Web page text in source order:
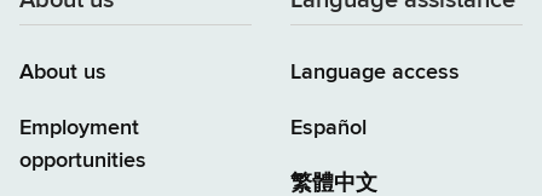
About us
Employment
opportunities
Language access
Español
繁體中文